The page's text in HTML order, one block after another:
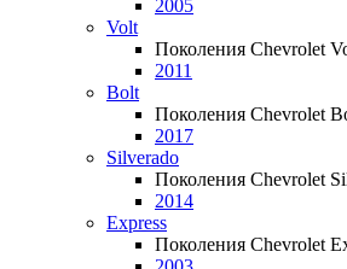
2005
Volt
Поколения Chevrolet
2011
Bolt
Поколения Chevrolet
2017
Silverado
Поколения Chevrolet
2014
Express
Поколения Chevrolet